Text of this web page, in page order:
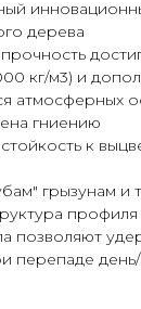
дерева
кг/м3) и
атмосферных
гниению
к
грызунам и
позволяют
перепаде